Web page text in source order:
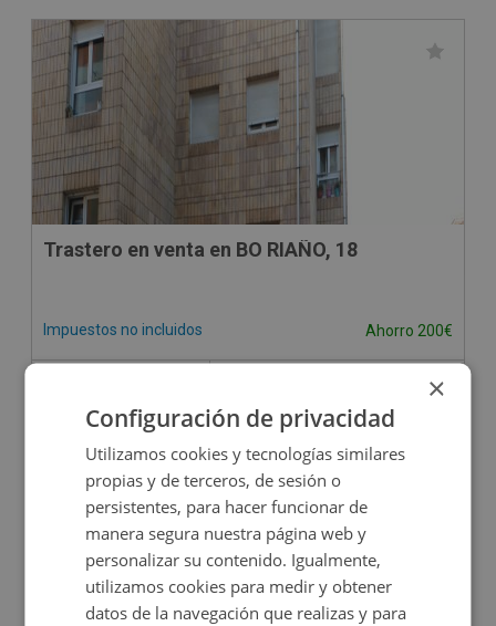
Trastero en venta en BO RIAÑO, 18
Impuestos no incluidos Ahorro 200€
×
Configuración de privacidad
Utilizamos cookies y tecnologías similares
propias y de terceros, de sesión o
persistentes, para hacer funcionar de
manera segura nuestra página web y
personalizar su contenido. Igualmente,
utilizamos cookies para medir y obtener
datos de la navegación que realizas y para